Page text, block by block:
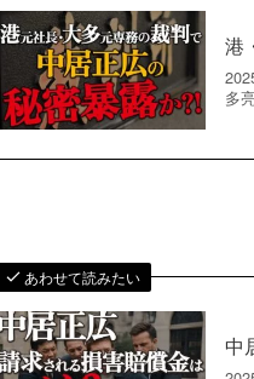
港
多
あわせて読みたい
中